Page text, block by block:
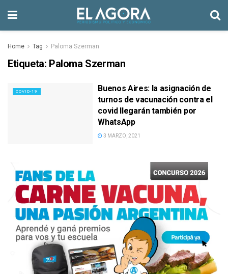
Home Tag Paloma Szerman
Etiqueta: Paloma Szerman
COVID-19
Buenos Aires: la asignación de
turnos de vacunación contra el
covid llegarán también por
WhatsApp
3 MARZO, 2021